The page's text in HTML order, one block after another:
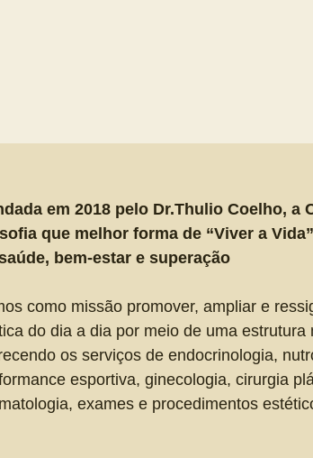
em 2018 pelo Dr.Thulio Coelho, a
que melhor forma de “Viver a
bem-estar e superação
como missão promover, ampliar e
do dia a dia por meio de uma estrutura
os serviços de endocrinologia,
esportiva, ginecologia, cirurgia
exames e procedimentos